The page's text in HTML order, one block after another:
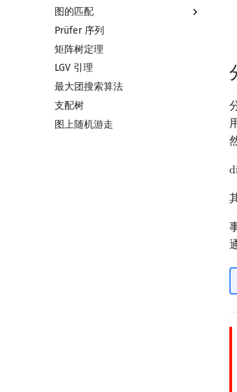
网络流简介
最大流
最小割
费用流
上下界网络流
Stoer–Wagner 算法
图的匹配
图匹配
二分图最大匹配
二分图最大权匹配
一般图最大匹配
一般图最大权匹配
稳定匹配
Prüfer 序列
矩阵树定理
LGV 引理
最大团搜索算法
支配树
图上随机游走
d